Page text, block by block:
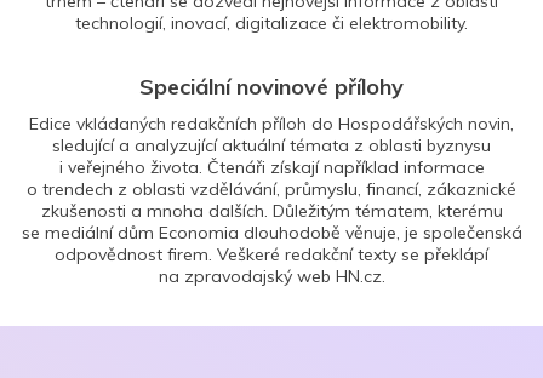
technologií, inovací, digitalizace či elektromobility.
Speciální novinové přílohy
Edice vkládaných redakčních příloh do Hospodářských novin,
sledující a analyzující aktuální témata z oblasti byznysu
i veřejného života. Čtenáři získají například informace
o trendech z oblasti vzdělávání, průmyslu, financí, zákaznické
zkušenosti a mnoha dalších. Důležitým tématem, kterému
se mediální dům Economia dlouhodobě věnuje, je společenská
odpovědnost firem. Veškeré redakční texty se překlápí
na zpravodajský web HN.cz.